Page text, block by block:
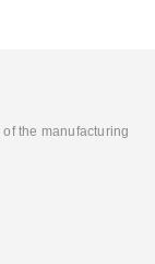
the manufacturing